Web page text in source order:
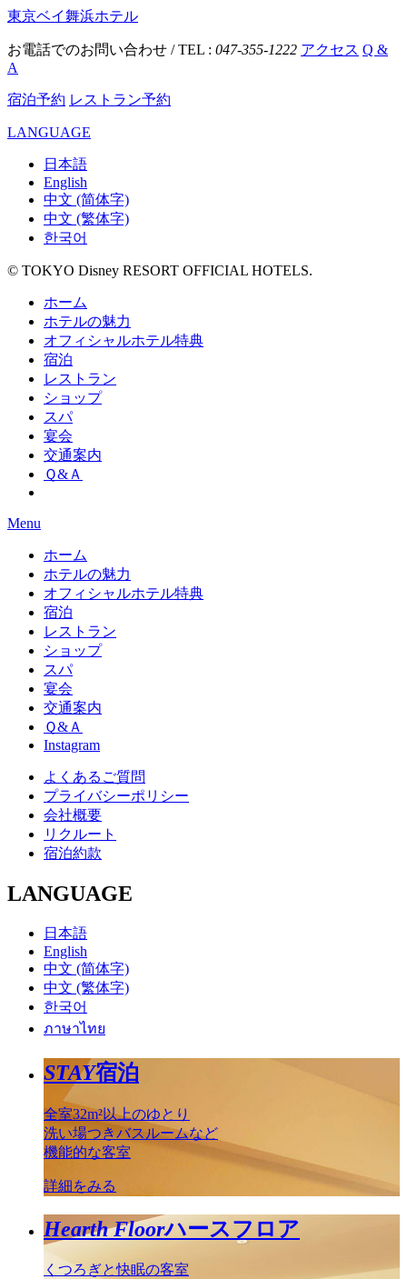
東京ベイ舞浜ホテル
お電話でのお問い合わせ / TEL : 047-355-1222 アクセス Q &
A
宿泊予約 レストラン予約
LANGUAGE
日本語
English
中文 (简体字)
中文 (繁体字)
한국어
© TOKYO Disney RESORT OFFICIAL HOTELS.
ホーム
ホテルの魅力
オフィシャルホテル特典
宿泊
レストラン
ショップ
スパ
宴会
交通案内
Ｑ&Ａ
Menu
ホーム
ホテルの魅力
オフィシャルホテル特典
宿泊
レストラン
ショップ
スパ
宴会
交通案内
Ｑ&Ａ
Instagram
よくあるご質問
プライバシーポリシー
会社概要
リクルート
宿泊約款
LANGUAGE
日本語
English
中文 (简体字)
中文 (繁体字)
한국어
ภาษาไทย
STAY宿泊
全室32m²以上のゆとり
洗い場つきバスルームなど
機能的な客室
詳細をみる
Hearth Floorハースフロア
くつろぎと快眠の客室